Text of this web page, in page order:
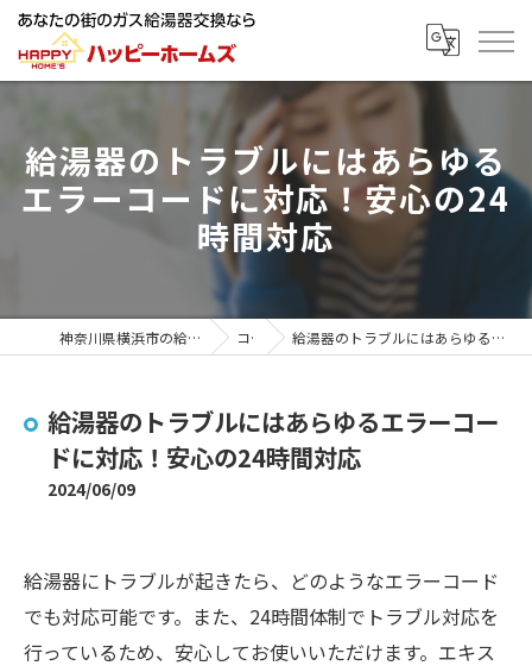
給湯器のトラブルにはあらゆる
エラーコードに対応！安心の24
時間対応
神奈川県横浜市の給湯器ならハッピーホームズ コラム 給湯器のトラブルにはあらゆるエラーコードに対応！安心の24時間対応
給湯器のトラブルにはあらゆるエラーコー
ドに対応！安心の24時間対応
2024/06/09
給湯器にトラブルが起きたら、どのようなエラーコード
でも対応可能です。また、24時間体制でトラブル対応を
行っているため、安心してお使いいただけます。エキス